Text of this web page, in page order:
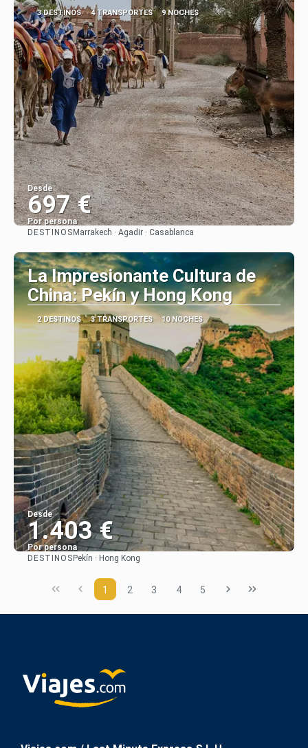
3 DESTINOS 4 TRANSPORTES 9 NOCHES
Desde
697 €
Por persona
DESTINOS Marrakech · Agadir · Casablanca
La Impresionante Cultura de
China: Pekín y Hong Kong
2 DESTINOS 3 TRANSPORTES 10 NOCHES
Desde
1.403 €
Por persona
DESTINOS Pekín · Hong Kong
1 2 3 4 5